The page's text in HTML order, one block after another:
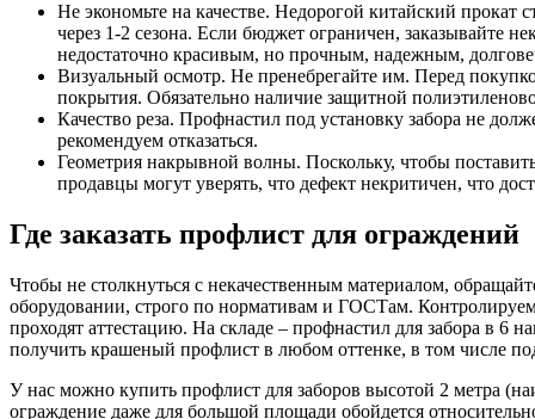
Не экономьте на качестве. Недорогой китайский
через 1-2 сезона. Если бюджет ограничен, заказывайте
недостаточно красивым, но прочным, надежным,
Визуальный осмотр. Не пренебрегайте им. Перед
покрытия. Обязательно наличие защитной
Качество реза. Профнастил под установку забора не
рекомендуем отказаться.
Геометрия накрывной волны. Поскольку, чтобы
продавцы могут уверять, что дефект некритичен, что
Где заказать профлист для ограждений
Чтобы не столкнуться с некачественным материалом,
оборудовании, строго по нормативам и ГОСТам.
проходят аттестацию. На складе – профнастил для забора в
получить крашеный профлист в любом оттенке, в том числе
У нас можно купить профлист для заборов высотой 2 метра
ограждение даже для большой площади обойдется